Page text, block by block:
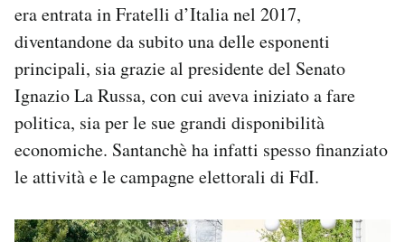
era entrata in Fratelli d’Italia nel 2017,
diventandone da subito una delle esponenti
principali, sia grazie al presidente del Senato
Ignazio La Russa, con cui aveva iniziato a fare
politica, sia per le sue grandi disponibilità
economiche. Santanchè ha infatti spesso finanziato
le attività e le campagne elettorali di FdI.